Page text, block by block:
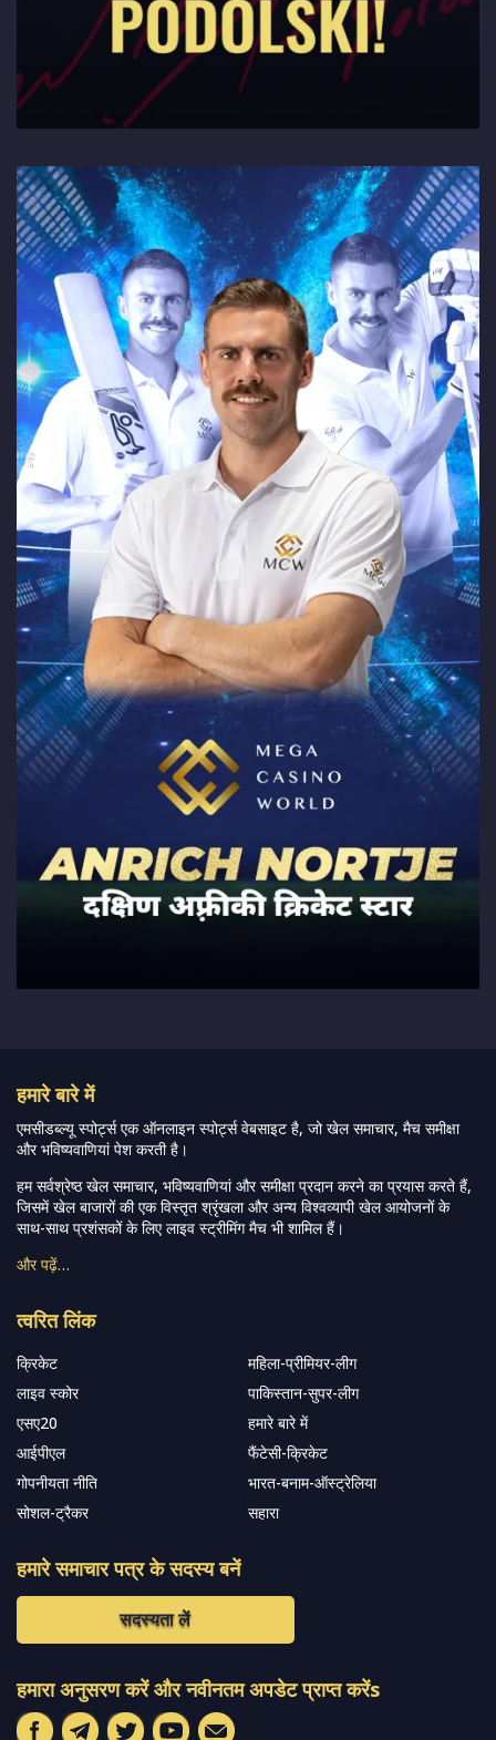
हमारे बारे में
एमसीडब्ल्यू स्पोर्ट्स एक ऑनलाइन स्पोर्ट्स वेबसाइट है, जो खेल समाचार, मैच समीक्षा
और भविष्यवाणियां पेश करती है।
हम सर्वश्रेष्ठ खेल समाचार, भविष्यवाणियां और समीक्षा प्रदान करने का प्रयास करते हैं,
जिसमें खेल बाजारों की एक विस्तृत श्रृंखला और अन्य विश्वव्यापी खेल आयोजनों के
साथ-साथ प्रशंसकों के लिए लाइव स्ट्रीमिंग मैच भी शामिल हैं।
और पढ़ें…
त्वरित लिंक
क्रिकेट
महिला-प्रीमियर-लीग
लाइव स्कोर
पाकिस्तान-सुपर-लीग
एसए20
हमारे बारे में
आईपीएल
फैंटेसी-क्रिकेट
गोपनीयता नीति
भारत-बनाम-ऑस्ट्रेलिया
सोशल-ट्रैकर
सहारा
हमारे समाचार पत्र के सदस्य बनें
सदस्यता लें
हमारा अनुसरण करें और नवीनतम अपडेट प्राप्त करेंs